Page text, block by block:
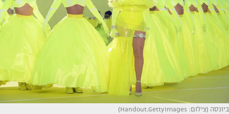
ביונסה (צילום: Handout.GettyImages)